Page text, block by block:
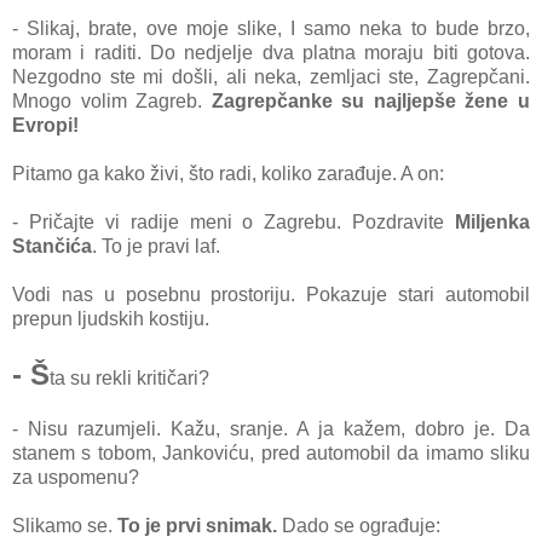
- Slikaj, brate, ove moje slike, I samo neka to bude brzo,
moram i raditi. Do nedjelje dva platna moraju biti gotova.
Nezgodno ste mi došli, ali neka, zemljaci ste, Zagrepčani.
Mnogo volim Zagreb. Zagrepčanke su najljepše žene u
Evropi!
Pitamo ga kako živi, što radi, koliko zarađuje. A on:
- Pričajte vi radije meni o Zagrebu. Pozdravite
Miljenka
Stančića. To je pravi laf.
Vodi nas u posebnu prostoriju. Pokazuje stari automobil
prepun ljudskih kostiju.
- Šta su rekli kritičari?
- Nisu razumjeli. Kažu, sranje. A ja kažem, dobro je. Da
stanem s tobom, Jankoviću, pred automobil da imamo sliku
za uspomenu?
Slikamo se. To je prvi snimak. Dado se ograđuje: